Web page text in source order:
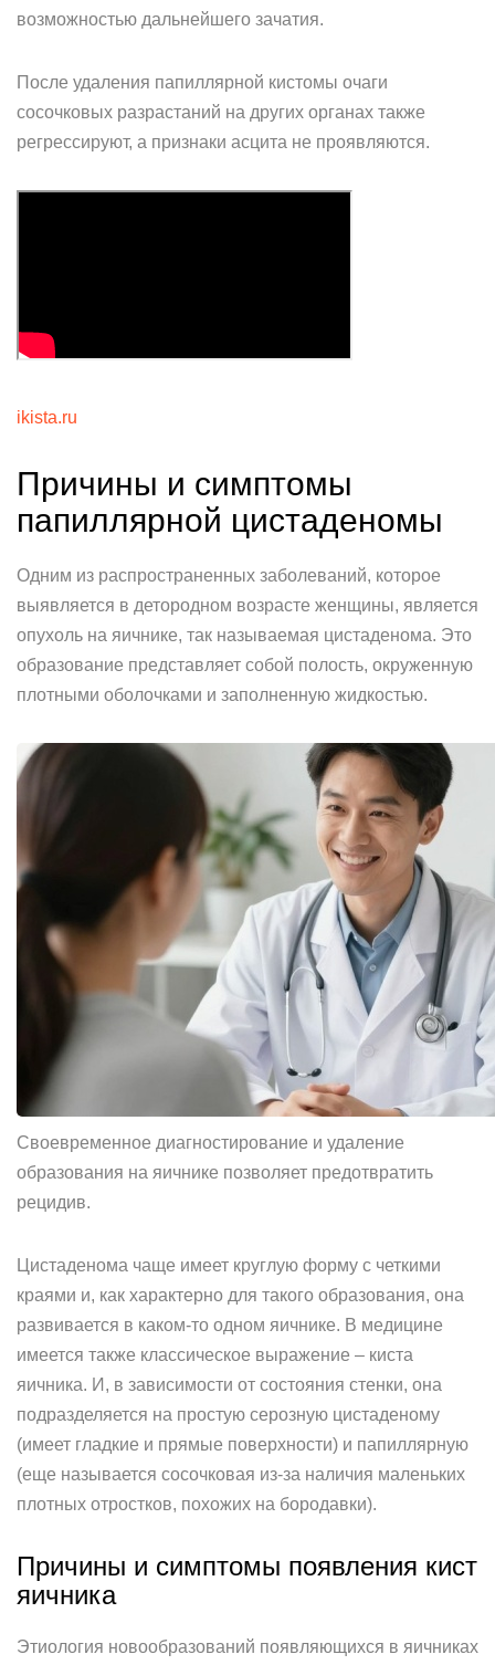
возможностью дальнейшего зачатия.
После удаления папиллярной кистомы очаги
сосочковых разрастаний на других органах также
регрессируют, а признаки асцита не проявляются.
ikista.ru
Причины и симптомы
папиллярной цистаденомы
Одним из распространенных заболеваний, которое
выявляется в детородном возрасте женщины, является
опухоль на яичнике, так называемая цистаденома. Это
образование представляет собой полость, окруженную
плотными оболочками и заполненную жидкостью.
Своевременное диагностирование и удаление
образования на яичнике позволяет предотвратить
рецидив.
Цистаденома чаще имеет круглую форму с четкими
краями и, как характерно для такого образования, она
развивается в каком-то одном яичнике. В медицине
имеется также классическое выражение – киста
яичника. И, в зависимости от состояния стенки, она
подразделяется на простую серозную цистаденому
(имеет гладкие и прямые поверхности) и папиллярную
(еще называется сосочковая из-за наличия маленьких
плотных отростков, похожих на бородавки).
Причины и симптомы появления кист
яичника
Этиология новообразований появляющихся в яичниках